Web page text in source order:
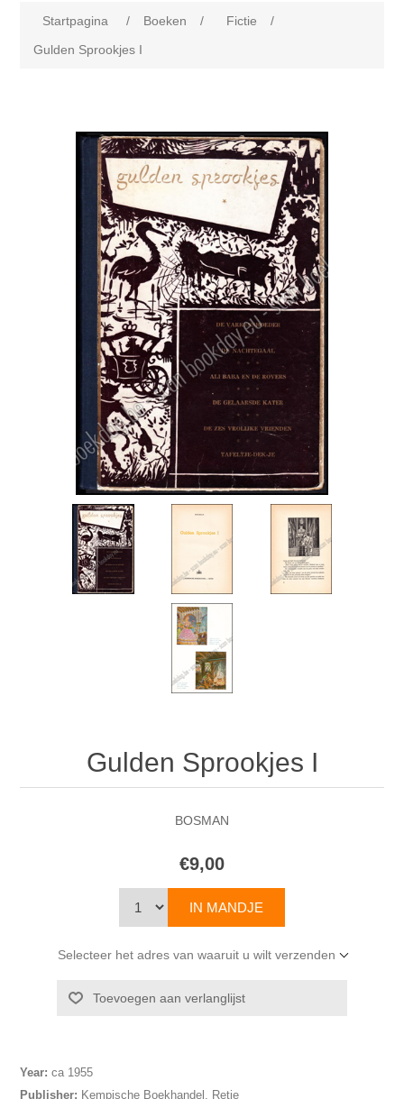
Startpagina / Boeken / Fictie
/
Gulden Sprookjes I
Gulden Sprookjes I
BOSMAN
€9,00
Selecteer het adres van waaruit u wilt verzenden
Year: ca 1955
Publisher: Kempische Boekhandel, Retie